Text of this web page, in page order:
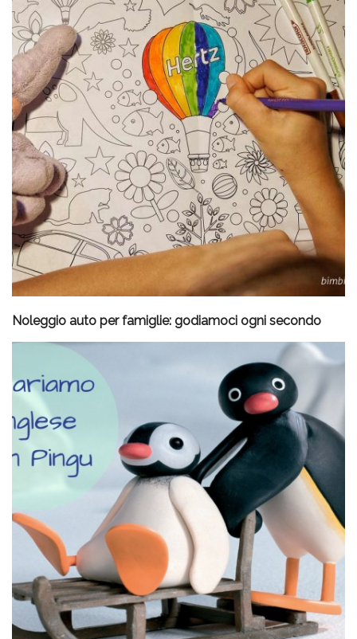
Noleggio auto per famiglie: godiamoci ogni secondo